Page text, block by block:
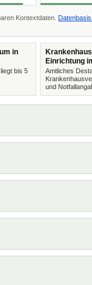
Kontextdaten.
in
bis 5
Einrichtung
Amtliches
und